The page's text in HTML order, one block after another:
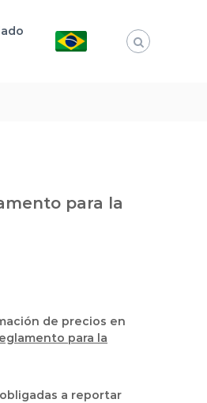
para la
de precios en
para la
a reportar